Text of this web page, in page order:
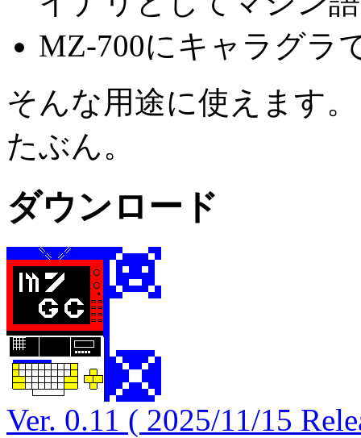
MZ-700にキャラグラ
そんな用途に使えます。
たぶん。
ダウンロード
Ver. 0.11 ( 2025/11/15